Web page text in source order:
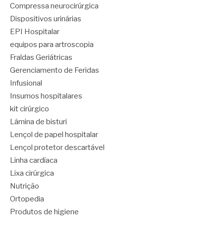
Compressa neurocirúrgica
Dispositivos urinárias
EPI Hospitalar
equipos para artroscopia
Fraldas Geriátricas
Gerenciamento de Feridas
Infusional
Insumos hospitalares
kit cirúrgico
Lâmina de bisturi
Lençol de papel hospitalar
Lençol protetor descartável
Linha cardíaca
Lixa cirúrgica
Nutrição
Ortopedia
Produtos de higiene